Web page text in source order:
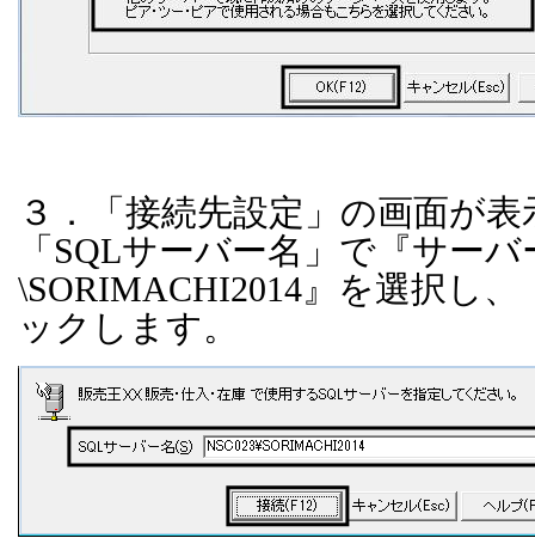
３．「接続先設定」の画面が
「 SQLサーバー名」で『サー
\SORIMACHI2014 』を選択し
ックします。